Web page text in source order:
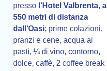
presso l’Hotel Valbrenta, a
550 metri di distanza
dall’Oasi; prime colazioni,
pranzi e cene, acqua ai
pasti, ¼ di vino, contorno,
dolce, caffè, 2 coffee break